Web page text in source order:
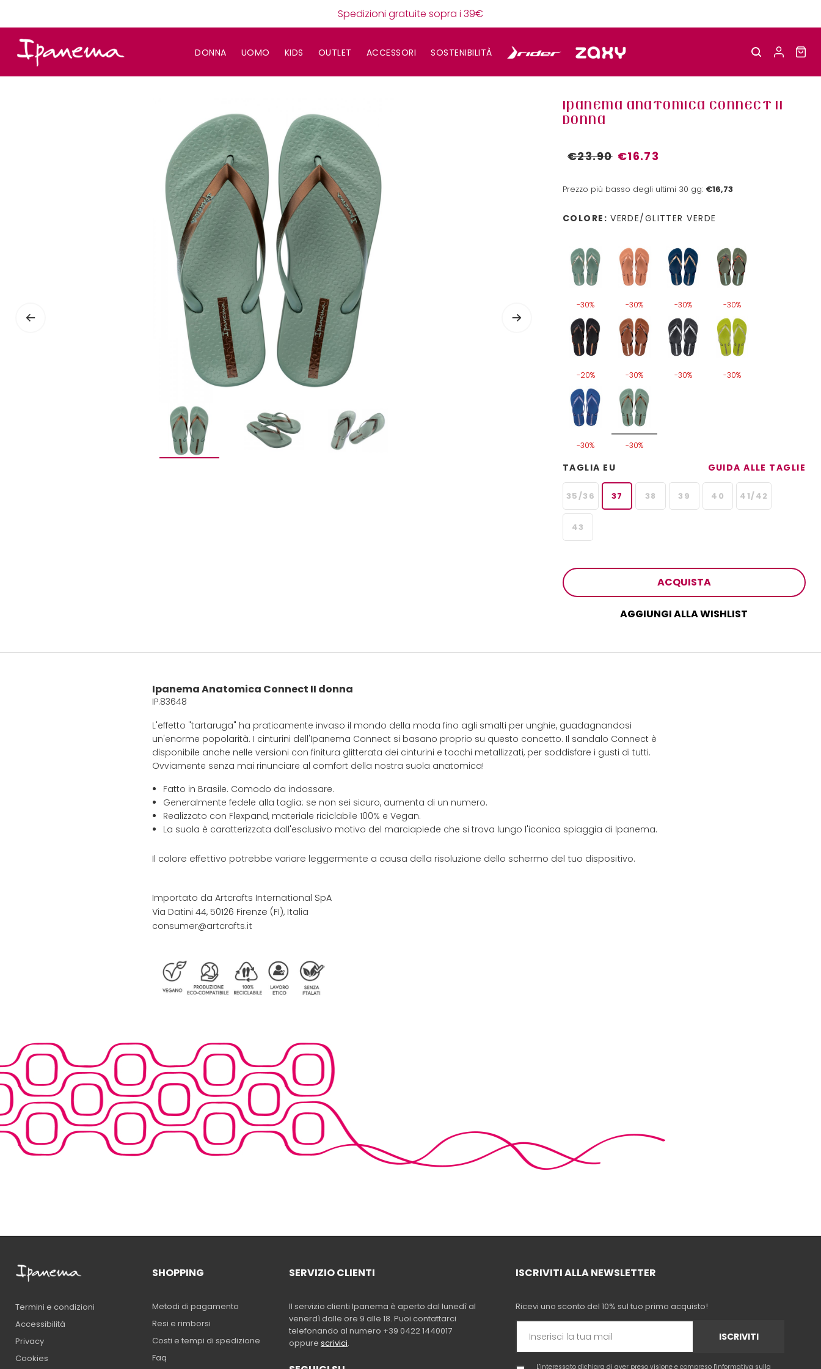
Spedizioni gratuite sopra i 39€
DONNA UOMO KIDS OUTLET ACCESSORI SOSTENIBILITÀ
IPANEMA ANATOMICA CONNECT II
DONNA
€23.90 €16.73
Prezzo più basso degli ultimi 30 gg: €16,73
COLORE: VERDE/GLITTER VERDE
-30% -30% -30% -30%
-20% -30% -30% -30%
-30% -30%
TAGLIA EU GUIDA ALLE TAGLIE
35/36 37 38 39 40 41/42
43
ACQUISTA
AGGIUNGI ALLA WISHLIST
Ipanema Anatomica Connect II donna
IP.83648
L'effetto "tartaruga" ha praticamente invaso il mondo della moda fino agli smalti per unghie, guadagnandosi
un'enorme popolarità. I cinturini dell'Ipanema Connect si basano proprio su questo concetto. Il sandalo Connect è
disponibile anche nelle versioni con finitura glitterata dei cinturini e tocchi metallizzati, per soddisfare i gusti di tutti.
Ovviamente senza mai rinunciare al comfort della nostra suola anatomica!
Fatto in Brasile. Comodo da indossare.
Generalmente fedele alla taglia: se non sei sicuro, aumenta di un numero.
Realizzato con Flexpand, materiale riciclabile 100% e Vegan.
La suola è caratterizzata dall'esclusivo motivo del marciapiede che si trova lungo l'iconica spiaggia di Ipanema.
Il colore effettivo potrebbe variare leggermente a causa della risoluzione dello schermo del tuo dispositivo.
Importato da Artcrafts International SpA
Via Datini 44, 50126 Firenze (FI), Italia
consumer@artcrafts.it
Termini e condizioni
Accessibilità
Privacy
Cookies
SHOPPING
Metodi di pagamento
Resi e rimborsi
Costi e tempi di spedizione
Faq
SERVIZIO CLIENTI
Il servizio clienti Ipanema è aperto dal lunedì al
venerdì dalle ore 9 alle 18. Puoi contattarci
telefonando al numero +39 0422 1440017
oppure scrivici.
ISCRIVITI ALLA NEWSLETTER
Ricevi uno sconto del 10% sul tuo primo acquisto!
ISCRIVITI
L'interessato dichiara di aver preso visione e compreso l'informativa sulla